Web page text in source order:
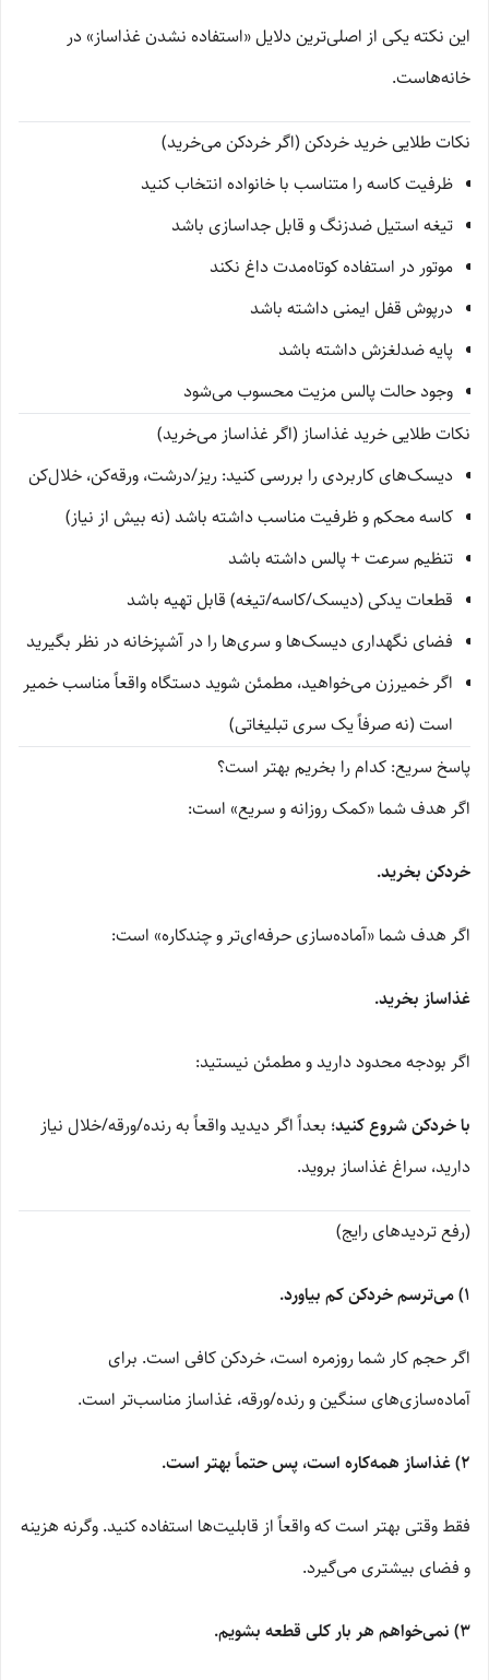
این نکته یکی از اصلی‌ترین دلایل «استفاده نشدن غذاساز» در
خانه‌هاست.
نکات طلایی خرید خردکن (اگر خردکن می‌خرید)
ظرفیت کاسه را متناسب با خانواده انتخاب کنید
تیغه استیل ضدزنگ و قابل جداسازی باشد
موتور در استفاده کوتاه‌مدت داغ نکند
درپوش قفل ایمنی داشته باشد
پایه ضدلغزش داشته باشد
وجود حالت پالس مزیت محسوب می‌شود
نکات طلایی خرید غذاساز (اگر غذاساز می‌خرید)
دیسک‌های کاربردی را بررسی کنید: ریز/درشت، ورقه‌کن، خلال‌کن
کاسه محکم و ظرفیت مناسب داشته باشد (نه بیش از نیاز)
تنظیم سرعت + پالس داشته باشد
قطعات یدکی (دیسک/کاسه/تیغه) قابل تهیه باشد
فضای نگهداری دیسک‌ها و سری‌ها را در آشپزخانه در نظر بگیرید
اگر خمیرزن می‌خواهید، مطمئن شوید دستگاه واقعاً مناسب خمیر
است (نه صرفاً یک سری تبلیغاتی)
پاسخ سریع: کدام را بخریم بهتر است؟
اگر هدف شما «کمک روزانه و سریع» است:
خردکن بخرید.
اگر هدف شما «آماده‌سازی حرفه‌ای‌تر و چندکاره» است:
غذاساز بخرید.
اگر بودجه محدود دارید و مطمئن نیستید:
با خردکن شروع کنید؛ بعداً اگر دیدید واقعاً به رنده/ورقه/خلال نیاز
دارید، سراغ غذاساز بروید.
(رفع تردیدهای رایج)
1) می‌ترسم خردکن کم بیاورد.
اگر حجم کار شما روزمره است، خردکن کافی است. برای
آماده‌سازی‌های سنگین و رنده/ورقه، غذاساز مناسب‌تر است.
2) غذاساز همه‌کاره است، پس حتماً بهتر است.
فقط وقتی بهتر است که واقعاً از قابلیت‌ها استفاده کنید. وگرنه هزینه
و فضای بیشتری می‌گیرد.
3) نمی‌خواهم هر بار کلی قطعه بشویم.